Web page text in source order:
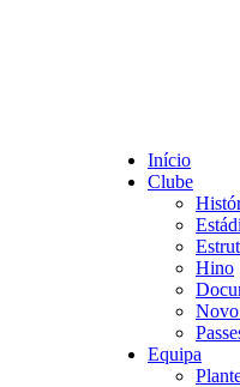
Início
Clube
Hino
Novo
Equipa